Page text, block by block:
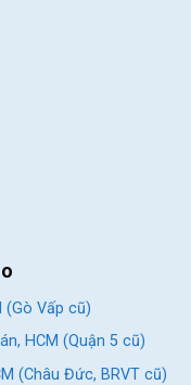
(Gò Vấp cũ)
HCM (Quận 5 cũ)
(Châu Đức, BRVT cũ)